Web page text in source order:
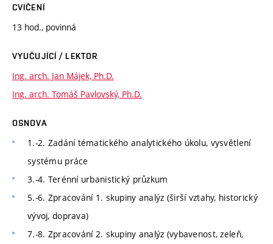
CVIČENÍ
13 hod., povinná
VYUČUJÍCÍ / LEKTOR
Ing. arch. Jan Májek, Ph.D.
Ing. arch. Tomáš Pavlovský, Ph.D.
OSNOVA
1.-2. Zadání tématického analytického úkolu, vysvětlení
systému práce
3.-4. Terénní urbanistický průzkum
5.-6. Zpracování 1. skupiny analýz (širší vztahy, historický
vývoj, doprava)
7.-8. Zpracování 2. skupiny analýz (vybavenost, zeleň,